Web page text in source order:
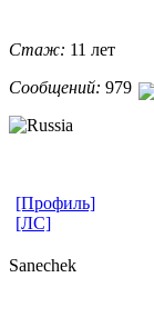
Стаж: 11 лет
Сообщений: 979
[Профиль]
[ЛС]
Sanechek